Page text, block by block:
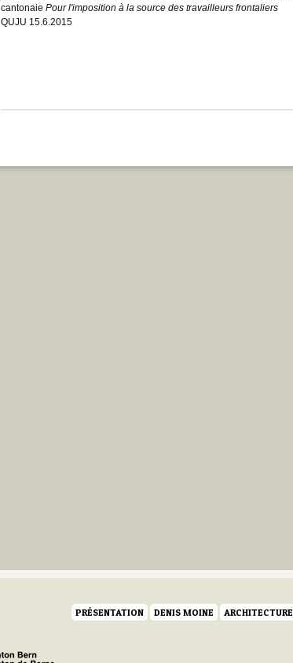
cantonaie Pour l'imposition à la source des travailleurs frontaliers
QUJU 15.6.2015
PRÉSENTATION DENIS MOINE ARCHITECTURE